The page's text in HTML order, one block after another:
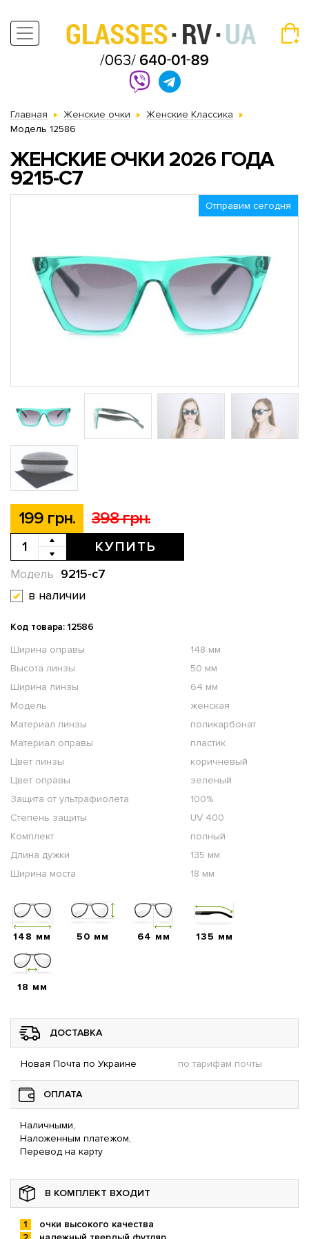
Главная Женские очки
Женские Классика
Модель 12586
ЖЕНСКИЕ ОЧКИ 2026 ГОДА
9215-С7
Отправим сегодня
199 грн. 398 грн.
КУПИТЬ
9215-с7
Модель
в наличии
Код товара: 12586
Ширина оправы
148 мм
Высота линзы
50 мм
Ширина линзы
64 мм
Модель
женская
Материал линзы
поликарбонат
Материал оправы
пластик
Цвет линзы
коричневый
Цвет оправы
зеленый
Защита от ультрафиолета
100%
Степень защиты
UV 400
Комплект
полный
Длина дужки
135 мм
Ширина моста
18 мм
148 мм 50 мм 64 мм 135 мм
18 мм
ДОСТАВКА
Новая Почта по Украине по тарифам почты
ОПЛАТА
Наличными,
Наложенным платежом,
Перевод на карту
В КОМПЛЕКТ ВХОДИТ
очки высокого качества